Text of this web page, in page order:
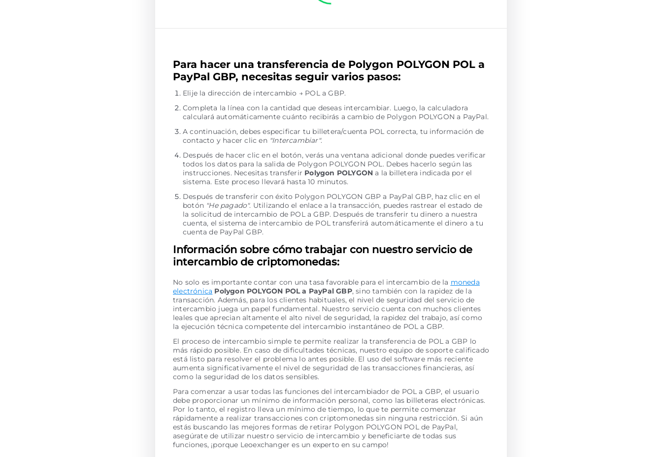
Para hacer una transferencia de Polygon POLYGON POL a
PayPal GBP, necesitas seguir varios pasos:
Elije la dirección de intercambio → POL a GBP.
Completa la línea con la cantidad que deseas intercambiar. Luego, la calculadora
calculará automáticamente cuánto recibirás a cambio de Polygon POLYGON a PayPal.
A continuación, debes especificar tu billetera/cuenta POL correcta, tu información de
contacto y hacer clic en "Intercambiar".
Después de hacer clic en el botón, verás una ventana adicional donde puedes verificar
todos los datos para la salida de Polygon POLYGON POL. Debes hacerlo según las
instrucciones. Necesitas transferir Polygon POLYGON a la billetera indicada por el
sistema. Este proceso llevará hasta 10 minutos.
Después de transferir con éxito Polygon POLYGON GBP a PayPal GBP, haz clic en el
botón "He pagado". Utilizando el enlace a la transacción, puedes rastrear el estado de
la solicitud de intercambio de POL a GBP. Después de transferir tu dinero a nuestra
cuenta, el sistema de intercambio de POL transferirá automáticamente el dinero a tu
cuenta de PayPal GBP.
Información sobre cómo trabajar con nuestro servicio de
intercambio de criptomonedas:
No solo es importante contar con una tasa favorable para el intercambio de la moneda
electrónica Polygon POLYGON POL a PayPal GBP, sino también con la rapidez de la
transacción. Además, para los clientes habituales, el nivel de seguridad del servicio de
intercambio juega un papel fundamental. Nuestro servicio cuenta con muchos clientes
leales que aprecian altamente el alto nivel de seguridad, la rapidez del trabajo, así como
la ejecución técnica competente del intercambio instantáneo de POL a GBP.
El proceso de intercambio simple te permite realizar la transferencia de POL a GBP lo
más rápido posible. En caso de dificultades técnicas, nuestro equipo de soporte calificado
está listo para resolver el problema lo antes posible. El uso del software más reciente
aumenta significativamente el nivel de seguridad de las transacciones financieras, así
como la seguridad de los datos sensibles.
Para comenzar a usar todas las funciones del intercambiador de POL a GBP, el usuario
debe proporcionar un mínimo de información personal, como las billeteras electrónicas.
Por lo tanto, el registro lleva un mínimo de tiempo, lo que te permite comenzar
rápidamente a realizar transacciones con criptomonedas sin ninguna restricción. Si aún
estás buscando las mejores formas de retirar Polygon POLYGON POL de PayPal,
asegúrate de utilizar nuestro servicio de intercambio y beneficiarte de todas sus
funciones, ¡porque Leoexchanger es un experto en su campo!